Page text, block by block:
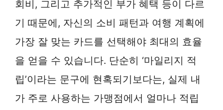
회비, 그리고 추가적인 부가 혜택 등이 다르
기 때문에, 자신의 소비 패턴과 여행 계획에
가장 잘 맞는 카드를 선택해야 최대의 효율
을 얻을 수 있습니다. 단순히 ‘마일리지 적
립’이라는 문구에 현혹되기보다는, 실제 내
가 주로 사용하는 가맹점에서 얼마나 적립